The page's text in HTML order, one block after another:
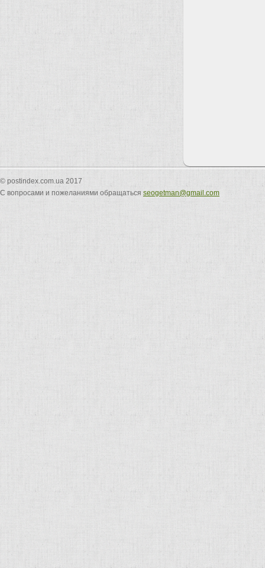
© postindex.com.ua 2017
С вопросами и пожеланиями обращаться seogetman@gmail.com